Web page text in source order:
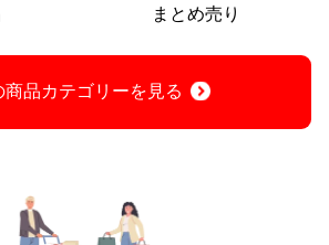
まとめ売り
商品カテゴリーを見る